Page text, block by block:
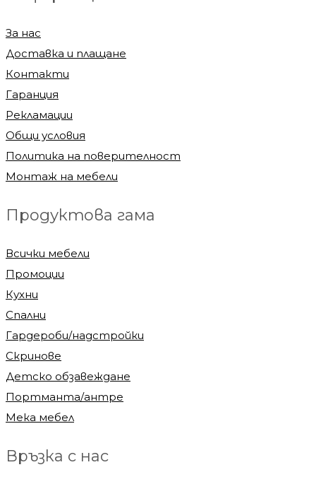
За нас
Доставка и плащане
Контакти
Гаранция
Рекламации
Общи условия
Политика на поверителност
Монтаж на мебели
Продуктова гама
Всички мебели
Промоции
Кухни
Спални
Гардероби/надстройки
Скринове
Детско обзавеждане
Портманта/антре
Мека мебел
Връзка с нас